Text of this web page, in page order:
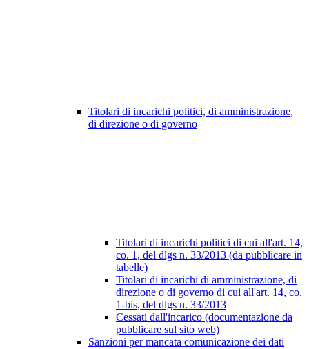
Titolari di incarichi politici, di amministrazione,
di direzione o di governo
Titolari di incarichi politici di cui all'art. 14,
co. 1, del dlgs n. 33/2013 (da pubblicare in
tabelle)
Titolari di incarichi di amministrazione, di
direzione o di governo di cui all'art. 14, co.
1-bis, del dlgs n. 33/2013
Cessati dall'incarico (documentazione da
pubblicare sul sito web)
Sanzioni per mancata comunicazione dei dati